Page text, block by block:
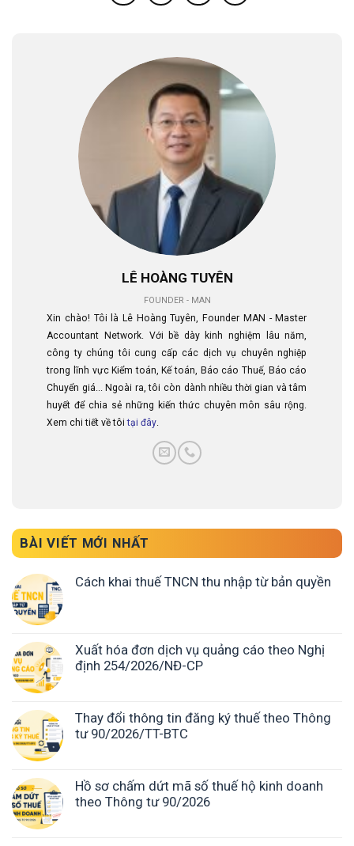
LÊ HOÀNG TUYÊN
FOUNDER - MAN
Xin chào! Tôi là Lê Hoàng Tuyên, Founder MAN - Master
Accountant Network. Với bề dày kinh nghiệm lâu năm,
công ty chúng tôi cung cấp các dịch vụ chuyên nghiệp
trong lĩnh vực Kiểm toán, Kế toán, Báo cáo Thuế, Báo cáo
Chuyển giá... Ngoài ra, tôi còn dành nhiều thời gian và tâm
huyết để chia sẻ những kiến thức chuyên môn sâu rộng.
Xem chi tiết về tôitại đây.
BÀI VIẾT MỚI NHẤT
Cách khai thuế TNCN thu nhập từ bản quyền
Xuất hóa đơn dịch vụ quảng cáo theo Nghị
định 254/2026/NĐ-CP
Thay đổi thông tin đăng ký thuế theo Thông
tư 90/2026/TT-BTC
Hồ sơ chấm dứt mã số thuế hộ kinh doanh
theo Thông tư 90/2026